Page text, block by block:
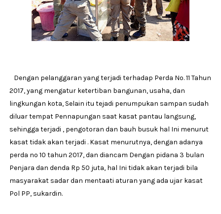
Dengan pelanggaran yang terjadi terhadap Perda No. 11 Tahun
2017, yang mengatur ketertiban bangunan, usaha, dan
lingkungan kota, Selain itu tejadi penumpukan sampan sudah
diluar tempat Pennapungan saat kasat pantau langsung,
sehingga terjadi , pengotoran dan bauh busuk hal Ini menurut
kasat tidak akan terjadi . Kasat menurutnya, dengan adanya
perda no 10 tahun 2017, dan diancam Dengan pidana 3 bulan
Penjara dan denda Rp 50 juta, hal Ini tidak akan terjadi bila
masyarakat sadar dan mentaati aturan yang ada ujar kasat
Pol PP, sukardin.